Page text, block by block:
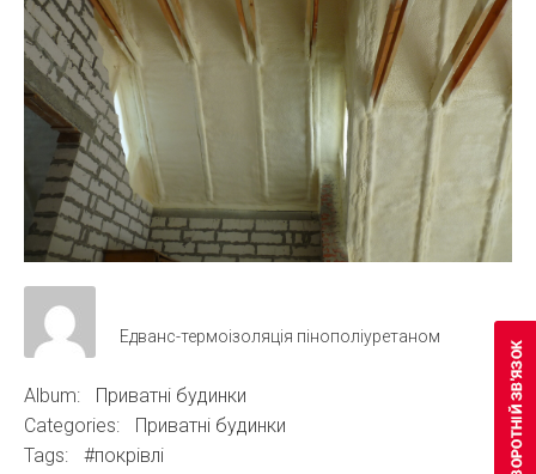
Едванс-термоізоляція пінополіуретаном
Album:
Приватні будинки
Categories:
Приватні будинки
Tags:
#покрівлі